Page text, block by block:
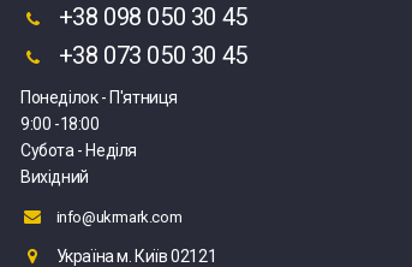
+38 098 050 30 45
+38 073 050 30 45
Понеділок - П'ятниця
9:00 -18:00
Субота - Неділя
Вихідний
info@ukrmark.com
Україна м. Київ 02121